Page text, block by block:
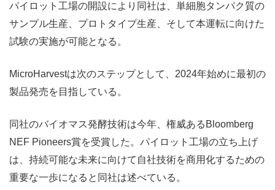
パイロット工場の開設により同社は、単細胞タンパク質の
サンプル生産、プロトタイプ生産、そして本運転に向けた
試験の実施が可能となる。
MicroHarvestは次のステップとして、2024年始めに最初の
製品発売を目指している。
同社のバイオマス発酵技術は今年、権威あるBloomberg
NEF Pioneers賞を受賞した。パイロット工場の立ち上げ
は、持続可能な未来に向けて自社技術を商用化するための
重要な一歩になると同社は述べている。